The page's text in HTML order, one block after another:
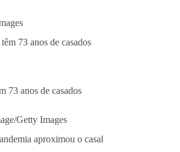
73 anos de casados
Getty Images